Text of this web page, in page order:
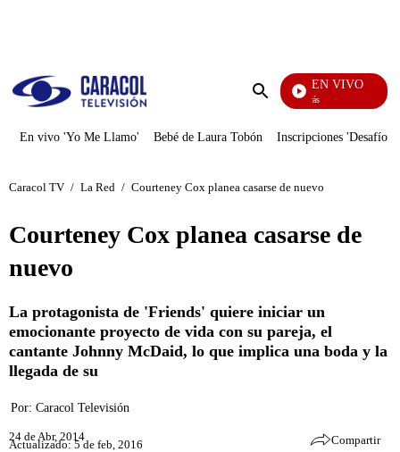
Enviar
EN VIVO
También Caerás
En vivo 'Yo Me Llamo' Bebé de Laura Tobón Inscripciones 'Desafío'
Caracol TV / La Red / Courteney Cox planea casarse de nuevo
Courteney Cox planea casarse de
nuevo
La protagonista de 'Friends' quiere iniciar un
emocionante proyecto de vida con su pareja, el
cantante Johnny McDaid, lo que implica una boda y la
llegada de su
Por: Caracol Televisión
24 de Abr, 2014
Actualizado: 5 de feb, 2016 Compartir